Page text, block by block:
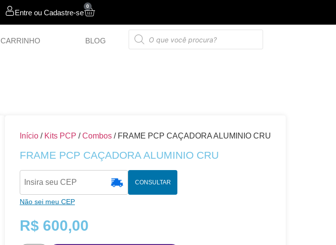
Entre ou Cadastre-se
0
CARRINHO BLOG
Início / Kits PCP /Combos / FRAME PCP CAÇADORA ALUMINIO CRU
FRAME PCP CAÇADORA ALUMINIO CRU
CONSULTAR
Não sei meu CEP
R$ 600,00